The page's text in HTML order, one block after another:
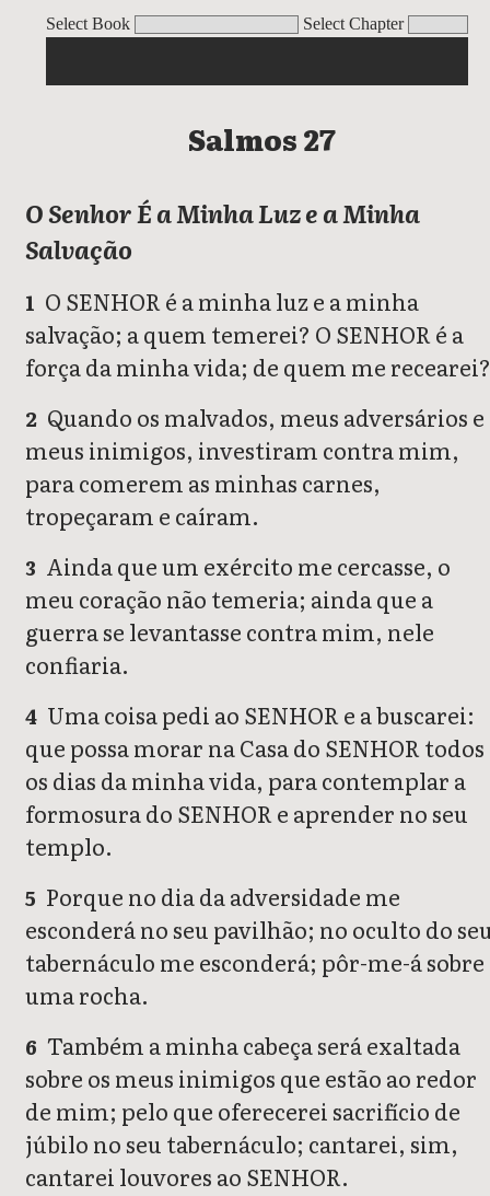
Select Book Select Chapter
Salmos
Salmos 27
O Senhor É a Minha Luz e a Minha
Salvação
1 O SENHOR é a minha luz e a minha
salvação; a quem temerei? O SENHOR é a
força da minha vida; de quem me recearei?
2 Quando os malvados, meus adversários e
meus inimigos, investiram contra mim,
para comerem as minhas carnes,
tropeçaram e caíram.
3 Ainda que um exército me cercasse, o
meu coração não temeria; ainda que a
guerra se levantasse contra mim, nele
confiaria.
4 Uma coisa pedi ao SENHOR e a buscarei:
que possa morar na Casa do SENHOR todos
os dias da minha vida, para contemplar a
formosura do SENHOR e aprender no seu
templo.
5 Porque no dia da adversidade me
esconderá no seu pavilhão; no oculto do
tabernáculo me esconderá; pôr-me-á sobre
uma rocha.
6 Também a minha cabeça será exaltada
sobre os meus inimigos que estão ao redor
de mim; pelo que oferecerei sacrifício de
júbilo no seu tabernáculo; cantarei, sim,
cantarei louvores ao SENHOR.